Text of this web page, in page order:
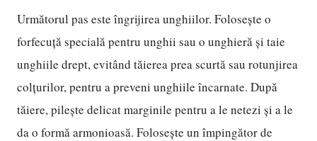
Următorul pas este îngrijirea unghiilor. Folosește o
forfecuță specială pentru unghii sau o unghieră și taie
unghiile drept, evitând tăierea prea scurtă sau rotunjirea
colțurilor, pentru a preveni unghiile încarnate. După
tăiere, pilește delicat marginile pentru a le netezi și a le
da o formă armonioasă. Folosește un împingător de